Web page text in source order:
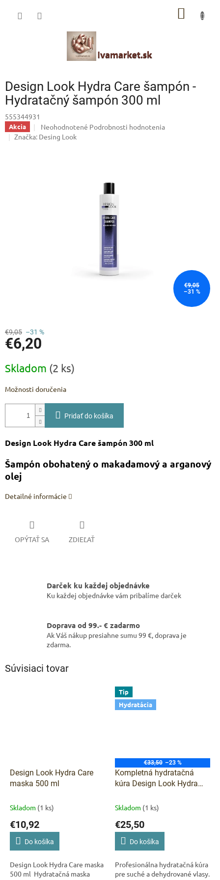
Design Look Hydra Care šampón -
Hydratačný šampón 300 ml
555344931
Akcia
Priemerné
hodnotenie
Neohodnotené Podrobnosti hodnotenia
Značka: Desing Look
€9,05
–31 %
€9,05 –31 %
€6,20
cena:
Skladom (2 ks)
Možnosti doručenia
Pridať do košíka
Design Look Hydra Care šampón 300 ml
Šampón obohatený o makadamový a arganový
olej
Detailné informácie
OPÝTAŤ SA ZDIEĽAŤ
Darček ku každej objednávke
Ku každej objednávke vám pribalíme darček
Doprava od 99.- € zadarmo
Ak Váš nákup presiahne sumu 99 €, doprava je
zdarma.
Súvisiaci tovar
Design Look Hydra Care
maska 500 ml
Skladom (1 ks)
€10,92
Do košíka
Design Look Hydra Care maska
500 ml Hydratačná maska
Tip
Hydratácia
€33,50 –23 %
Kompletná hydratačná
kúra Design Look Hydra
maska 500 ml + sérum 100
Skladom (1 ks)
€25,50
Do košíka
Profesionálna hydratačná kúra
pre suché a dehydrované vlasy.
IVAMARKET poradca